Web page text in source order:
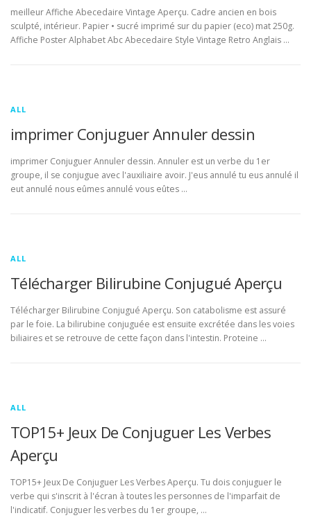
meilleur Affiche Abecedaire Vintage Aperçu. Cadre ancien en bois
sculpté, intérieur. Papier • sucré imprimé sur du papier (eco) mat 250g.
Affiche Poster Alphabet Abc Abecedaire Style Vintage Retro Anglais …
ALL
imprimer Conjuguer Annuler dessin
imprimer Conjuguer Annuler dessin. Annuler est un verbe du 1er
groupe, il se conjugue avec l'auxiliaire avoir. J'eus annulé tu eus annulé il
eut annulé nous eûmes annulé vous eûtes …
ALL
Télécharger Bilirubine Conjugué Aperçu
Télécharger Bilirubine Conjugué Aperçu. Son catabolisme est assuré
par le foie. La bilirubine conjuguée est ensuite excrétée dans les voies
biliaires et se retrouve de cette façon dans l'intestin. Proteine …
ALL
TOP15+ Jeux De Conjuguer Les Verbes
Aperçu
TOP15+ Jeux De Conjuguer Les Verbes Aperçu. Tu dois conjuguer le
verbe qui s'inscrit à l'écran à toutes les personnes de l'imparfait de
l'indicatif. Conjuguer les verbes du 1er groupe, …